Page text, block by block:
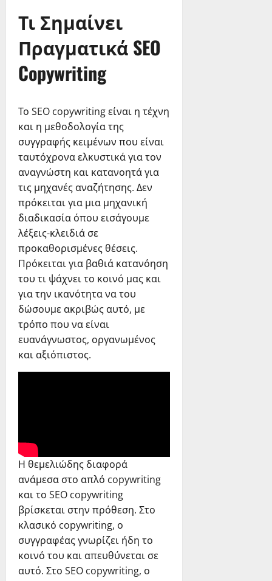
Τι Σημαίνει
Πραγματικά SEO
Copywriting
Το SEO copywriting είναι η τέχνη
και η μεθοδολογία της
συγγραφής κειμένων που είναι
ταυτόχρονα ελκυστικά για τον
αναγνώστη και κατανοητά για
τις μηχανές αναζήτησης. Δεν
πρόκειται για μια μηχανική
διαδικασία όπου εισάγουμε
λέξεις-κλειδιά σε
προκαθορισμένες θέσεις.
Πρόκειται για βαθιά κατανόηση
του τι ψάχνει το κοινό μας και
για την ικανότητα να του
δώσουμε ακριβώς αυτό, με
τρόπο που να είναι
ευανάγνωστος, οργανωμένος
και αξιόπιστος.
Η θεμελιώδης διαφορά
ανάμεσα στο απλό copywriting
και το SEO copywriting
βρίσκεται στην πρόθεση. Στο
κλασικό copywriting, ο
συγγραφέας γνωρίζει ήδη το
κοινό του και απευθύνεται σε
αυτό. Στο SEO copywriting, ο